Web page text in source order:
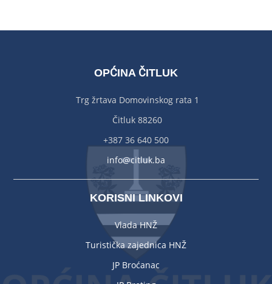
OPĆINA ČITLUK
Trg žrtava Domovinskog rata 1
Čitluk 88260
+387 36 640 500
info@citluk.ba
KORISNI LINKOVI
Vlada HNŽ
Turistička zajednica HNŽ
JP Broćanac